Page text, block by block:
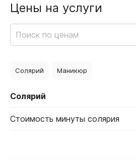
Цены на услуги
Солярий Маникюр
Солярий
Стоимость минуты солярия